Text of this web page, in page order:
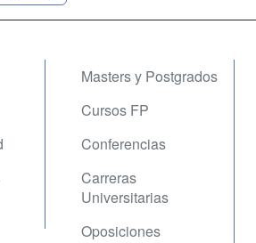
Masters y Postgrados
Cursos FP
Conferencias
Carreras
Universitarias
Oposiciones